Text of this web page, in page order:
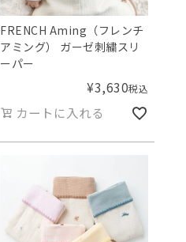
FRENCH Aming（フレンチ
アミング） ガーゼ刺繍スリ
ーパー
¥3,630税込
カートに入れる